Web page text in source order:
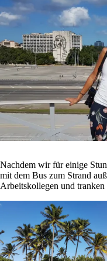
Nachdem wir für einige
mit dem Bus zum Strand
Arbeitskollegen und